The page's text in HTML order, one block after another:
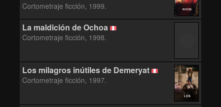
Cortometraje ficción, 1999. ROCES
La maldición de Ochoa
Cortometraje ficción, 1998.
Los milagros inútiles de Demeryat
Cortometraje ficción, 1997.
LOS